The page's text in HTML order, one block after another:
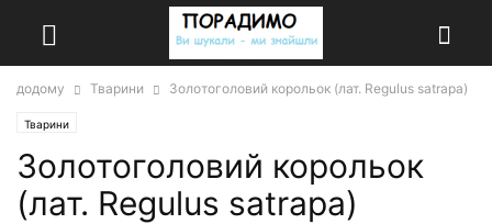
додому Тварини Золотоголовий корольок (лат. Regulus satrapa)
Тварини
Золотоголовий корольок
(лат. Regulus satrapa)